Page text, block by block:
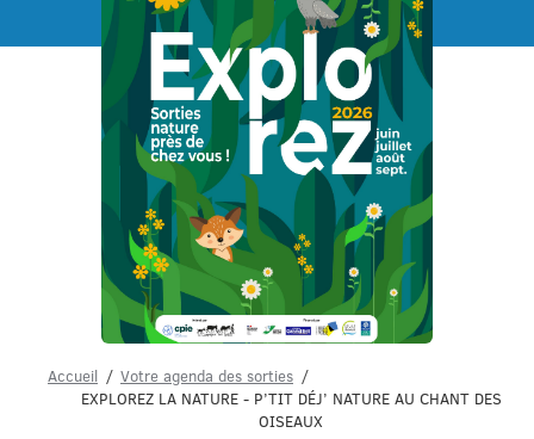
Menu
Accueil
Votre agenda des sorties
EXPLOREZ LA NATURE - P’TIT DÉJ’ NATURE AU CHANT DES
OISEAUX